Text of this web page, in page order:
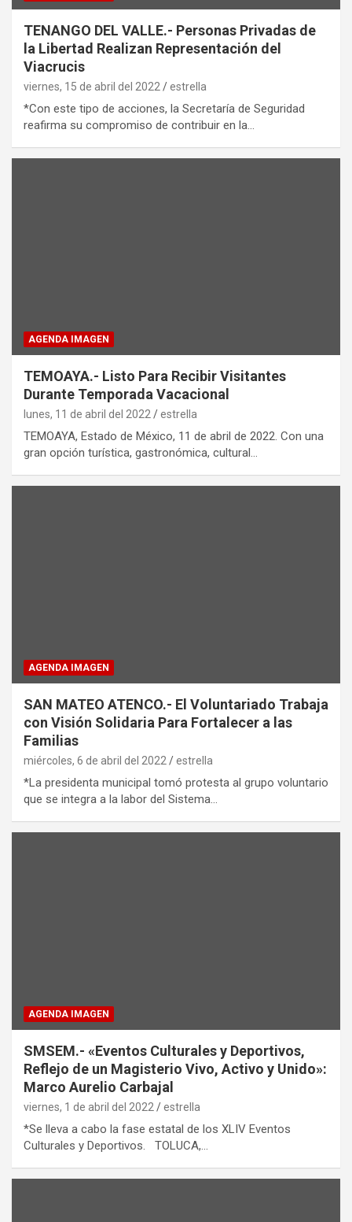
TENANGO DEL VALLE.- Personas Privadas de
la Libertad Realizan Representación del
Viacrucis
viernes, 15 de abril del 2022 estrella
*Con este tipo de acciones, la Secretaría de Seguridad
reafirma su compromiso de contribuir en la…
AGENDA IMAGEN
TEMOAYA.- Listo Para Recibir Visitantes
Durante Temporada Vacacional
lunes, 11 de abril del 2022 estrella
TEMOAYA, Estado de México, 11 de abril de 2022. Con una
gran opción turística, gastronómica, cultural…
AGENDA IMAGEN
SAN MATEO ATENCO.- El Voluntariado Trabaja
con Visión Solidaria Para Fortalecer a las
Familias
miércoles, 6 de abril del 2022 estrella
*La presidenta municipal tomó protesta al grupo voluntario
que se integra a la labor del Sistema…
AGENDA IMAGEN
SMSEM.- «Eventos Culturales y Deportivos,
Reflejo de un Magisterio Vivo, Activo y Unido»:
Marco Aurelio Carbajal
viernes, 1 de abril del 2022 estrella
*Se lleva a cabo la fase estatal de los XLIV Eventos
Culturales y Deportivos. TOLUCA,…